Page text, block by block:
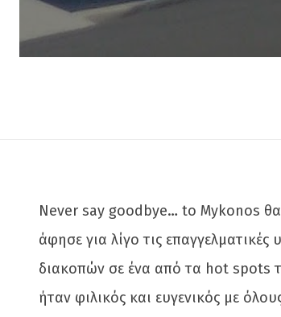
Never say goodbye… to Mykonos θα
άφησε για λίγο τις
διακοπών σε ένα από τα hot spots
ήταν φιλικός και ευγενικός με